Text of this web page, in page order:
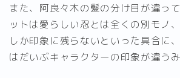
また、阿良々木の髪の分け目が違っ
ットは愛らしい忍とは全くの別モノ
しか印象に残らないといった具合に
はだいぶキャラクターの印象が違うみ